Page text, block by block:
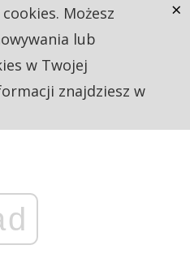
Możesz
lub
w Twojej
znajdziesz w
×